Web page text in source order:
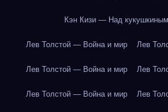
Кэн Кизи — Над
Лев Толстой — Война и мир Лев
Лев Толстой — Война и мир Лев
Лев Толстой — Война и мир Лев